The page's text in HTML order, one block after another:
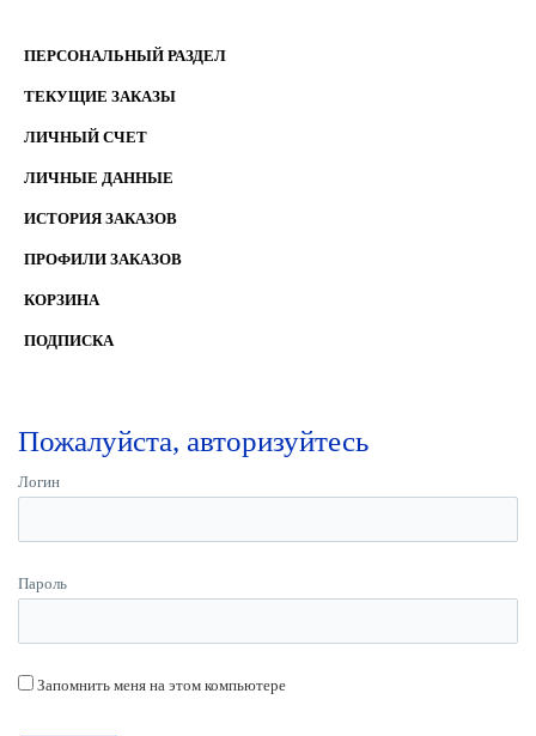
ПЕРСОНАЛЬНЫЙ РАЗДЕЛ
ТЕКУЩИЕ ЗАКАЗЫ
ЛИЧНЫЙ СЧЕТ
ЛИЧНЫЕ ДАННЫЕ
ИСТОРИЯ ЗАКАЗОВ
ПРОФИЛИ ЗАКАЗОВ
КОРЗИНА
ПОДПИСКА
Пожалуйста, авторизуйтесь
Логин
Пароль
Запомнить меня на этом компьютере